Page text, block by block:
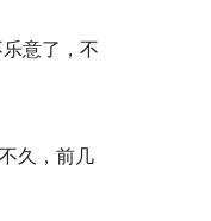
意了，不
久，前几